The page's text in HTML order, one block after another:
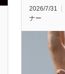
2026/7/31
ナー